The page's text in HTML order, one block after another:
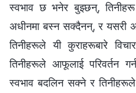
स्वभाव छ भनेर बुझ्छन्,
अधीनमा बस्न सक्दैनन्, र यसरी
तिनीहरूले यी कुराहरूबारे
तिनीहरूले आफूलाई परिवर्तन
स्वभाव बदलिन सक्ने र